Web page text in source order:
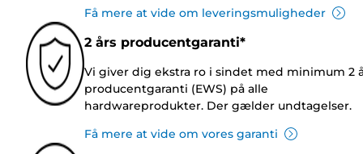
Få mere at vide om leveringsmuligheder
2 års producentgaranti*
Vi giver dig ekstra ro i sindet med minimum 2
producentgaranti (EWS) på alle
hardwareprodukter. Der gælder undtagelser.
Få mere at vide om vores garanti